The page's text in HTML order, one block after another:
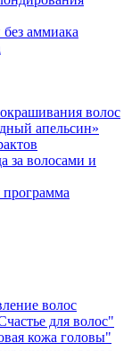
аммиака
волос
апельсин»
за волосами и
волос
для волос"
кожа головы"